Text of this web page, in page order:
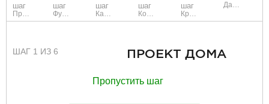
шаг шаг шаг шаг шаг
ШАГ 1 ИЗ 6 ПРОЕКТ ДОМА
Пропустить шаг